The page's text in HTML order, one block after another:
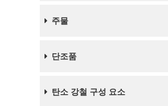
주물
단조품
탄소 강철 구성 요소